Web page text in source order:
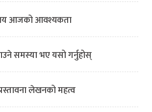
आजको आवश्यकता
समस्या भए यसो गर्नुहोस्
लेखनको महत्व